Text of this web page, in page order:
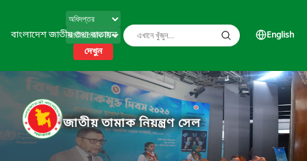
বাংলাদেশ জাতীয় তথ্য বাতায়ন
দেখুন
English
জাতীয় তামাক নিয়ন্ত্রণ সেল